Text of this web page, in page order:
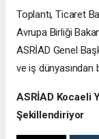
Toplantı, Ticaret
Avrupa Birliği
ASRİAD Genel
ve iş dünyasından
ASRİAD Kocaeli
Şekillendiriyor